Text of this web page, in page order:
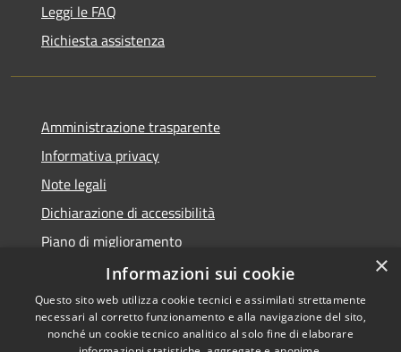
Leggi le FAQ
Richiesta assistenza
Amministrazione trasparente
Informativa privacy
Note legali
Dichiarazione di accessibilità
Piano di miglioramento
Copyright © 2026 • Comune di
×
Informazioni sui cookie
Questo sito web utilizza cookie tecnici e assimilati strettamente
necessari al corretto funzionamento e alla navigazione del sito,
nonché un cookie tecnico analitico al solo fine di elaborare